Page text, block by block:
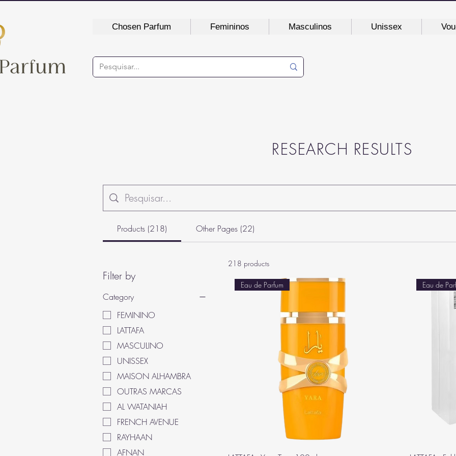
Chosen Parfum Femininos Masculinos Unissex
RESEARCH RESULTS
Products (218) Other Pages (22)
Filter by
Category
FEMININO
LATTAFA
MASCULINO
UNISSEX
MAISON ALHAMBRA
OUTRAS MARCAS
AL WATANIAH
FRENCH AVENUE
RAYHAAN
AFNAN
218 products
Eau de Parfum Eau de